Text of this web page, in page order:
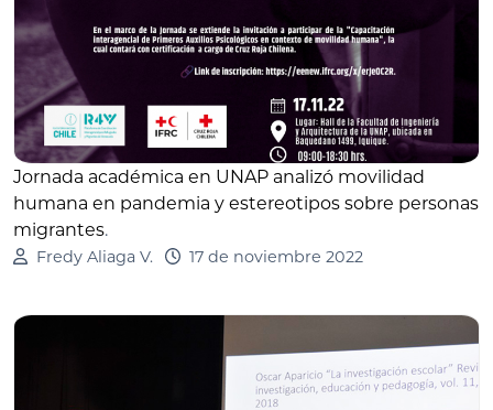
Jornada académica en UNAP analizó movilidad
humana en pandemia y estereotipos sobre personas
migrantes.
Fredy Aliaga V. 17 de noviembre 2022